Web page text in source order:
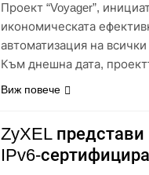
Проект “Voyager”,
икономическата
автоматизация на
Към днешна дата,
Виж повече
ZyXEL
IPv6-